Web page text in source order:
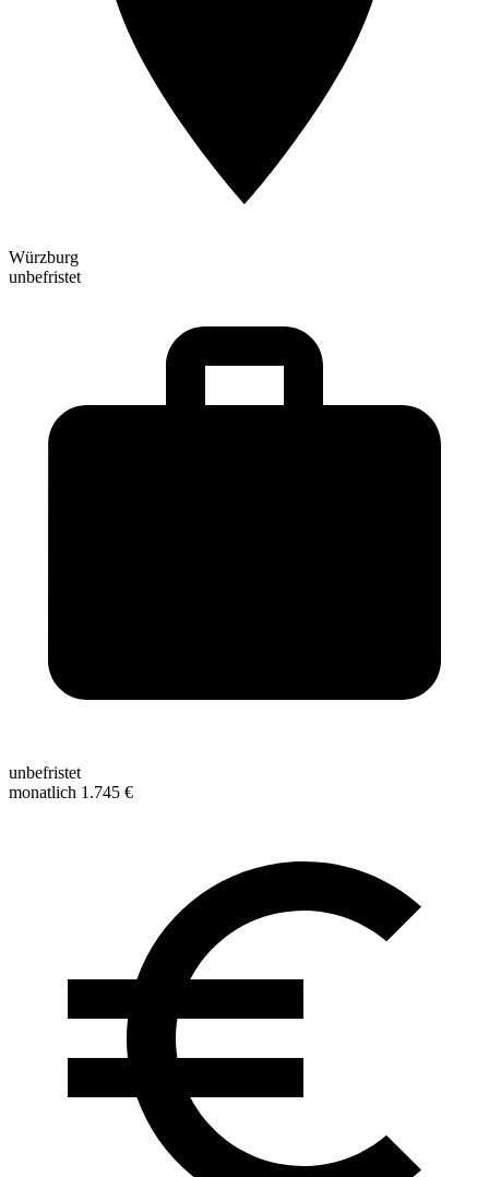
Würzburg
unbefristet
unbefristet
monatlich 1.745 €